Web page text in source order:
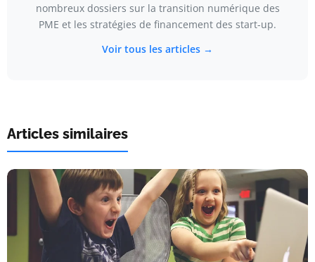
nombreux dossiers sur la transition numérique des
PME et les stratégies de financement des start-up.
Voir tous les articles →
Articles similaires